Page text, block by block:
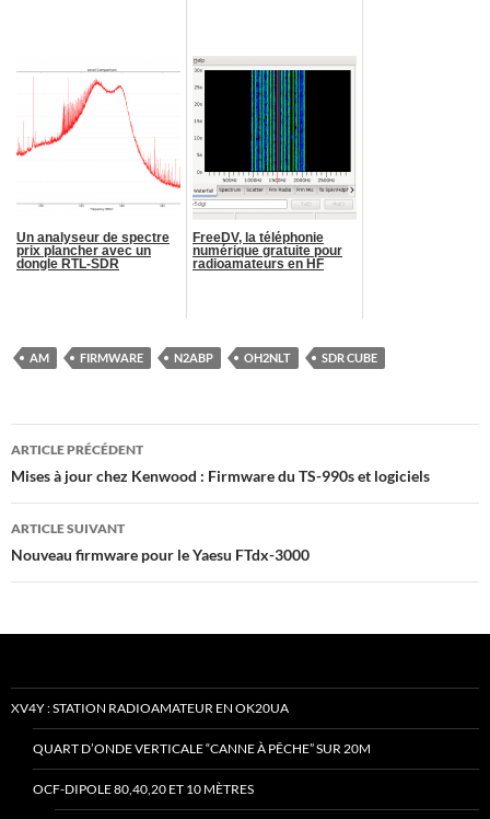
Un analyseur de spectre
prix plancher avec un
dongle RTL-SDR
FreeDV, la téléphonie
numérique gratuite pour
radioamateurs en HF
AM FIRMWARE N2ABP OH2NLT SDR CUBE
Navigation
des
articles
ARTICLE PRÉCÉDENT
Mises à jour chez Kenwood : Firmware du TS-990s et logiciels
ARTICLE SUIVANT
Nouveau firmware pour le Yaesu FTdx-3000
XV4Y : STATION RADIOAMATEUR EN OK20UA
QUART D’ONDE VERTICALE “CANNE À PÊCHE” SUR 20M
OCF-DIPOLE 80,40,20 ET 10 MÈTRES